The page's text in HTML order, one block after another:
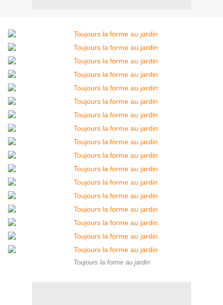
Toujours la forme au jardin